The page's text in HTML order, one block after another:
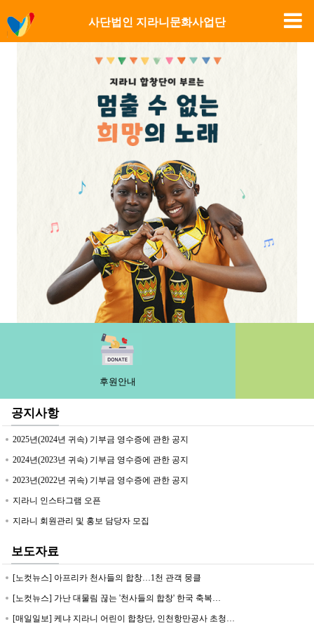
사단법인 지라니문화사업단
후원안내
공지사항
2025년(2024년 귀속) 기부금 영수증에 관한 공지
2024년(2023년 귀속) 기부금 영수증에 관한 공지
2023년(2022년 귀속) 기부금 영수증에 관한 공지
지라니 인스타그램 오픈
지라니 회원관리 및 홍보 담당자 모집
보도자료
[노컷뉴스] 아프리카 천사들의 합창…1천 관객 뭉클
[노컷뉴스] 가난 대물림 끊는 '천사들의 합창' 한국 축복…
[매일일보] 케냐 지라니 어린이 합창단, 인천항만공사 초청…